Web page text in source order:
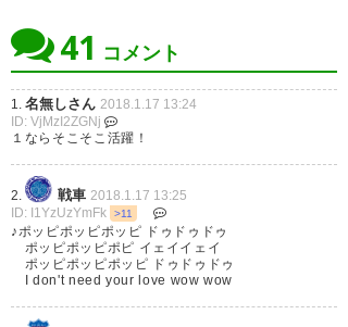
かったのはある、でもチームに
も選手にも事情はあるし、特に
ドゥドゥは怪我もあってクラブ
としては心配だったんだろうか
ら、こうやってレンタルに出す
ことが決まったなら昇格のライ
バルたちを倒してくれる心強い
存在と思いたいし、絶対アビス
パと一緒にJ1に行くぞ
— ユアラナス＠一児のパパ
(uranus4645)2018, 1月 17
41 コメント
1. 名無しさん 2018.1.17 13:24
ID: VjMzI2ZGNj
１ならそこそこ活躍！
2. 戦車 2018.1.17 13:25
ID: I1YzUzYmFk
>11
♪ポッピポッピポッピ ドゥドゥドゥ
ポッピポッピポピ イェイイェイ
ポッピポッピポッピ ドゥドゥドゥ
I don't need your love wow wow